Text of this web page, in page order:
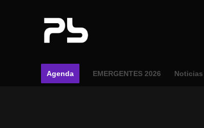
Agenda EMERGENTES 2026 Noticias